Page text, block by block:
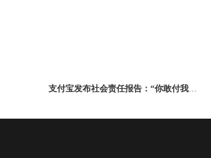
支付宝发布社会责任报告：“你敢付我敢